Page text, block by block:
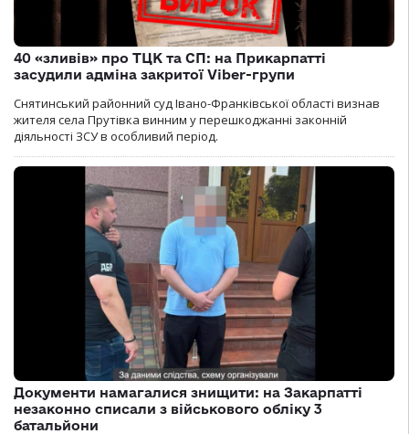
40 «зливів» про ТЦК та СП: на Прикарпатті
засудили адміна закритої Viber-групи
Снятинський районний суд Івано-Франківської області визнав
жителя села Прутівка винним у перешкоджанні законній
діяльності ЗСУ в особливий період.
Документи намагалися знищити: на Закарпатті
незаконно списали з військового обліку 3
батальйони